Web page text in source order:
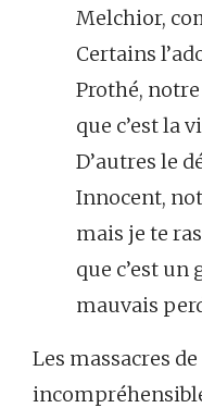
Melchior,
Certains
Prothé,
que c’est la
D’autres le
Innocent,
mais je te
que c’est
mauvais
Les massacres de